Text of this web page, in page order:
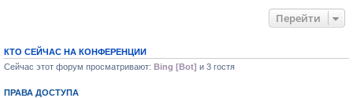
я
:
р
е
ю
щ
Перейти
КТО СЕЙЧАС НА КОНФЕРЕНЦИИ
Сейчас этот форум просматривают: Bing [Bot] и 3 гостя
ПРАВА ДОСТУПА